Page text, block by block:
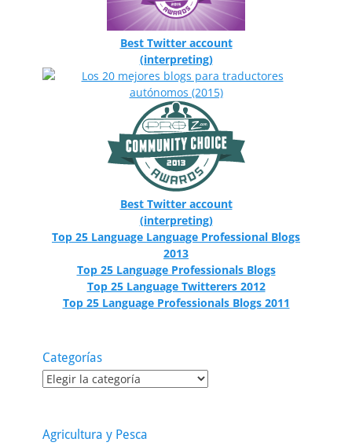
Best Twitter account
(interpreting)
Best Twitter account
(interpreting)
Top 25 Language Language Professional Blogs
2013
Top 25 Language Professionals Blogs
Top 25 Language Twitterers 2012
Top 25 Language Professionals Blogs 2011
Categorías
Categorías
Agricultura y Pesca